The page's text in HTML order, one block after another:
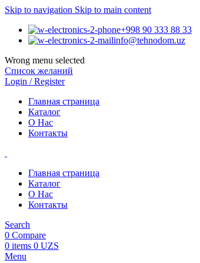
Skip to navigation Skip to main content
+998 90 333 88 33
info@tehnodom.uz
Wrong menu selected
Список желаний
Login / Register
Главная страница
Каталог
О Нас
Контакты
Главная страница
Каталог
О Нас
Контакты
Search
0 Compare
0 items 0 UZS
Menu